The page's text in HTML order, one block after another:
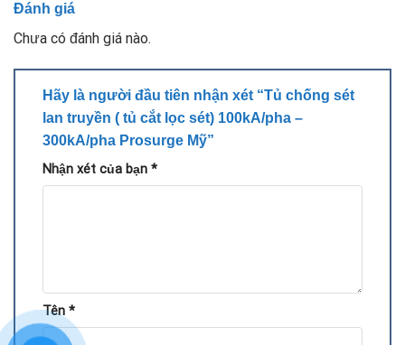
Đánh giá
Chưa có đánh giá nào.
Hãy là người đầu tiên nhận xét “Tủ chống sét
lan truyền ( tủ cắt lọc sét) 100kA/pha –
300kA/pha Prosurge Mỹ”
Nhận xét của bạn *
Tên *